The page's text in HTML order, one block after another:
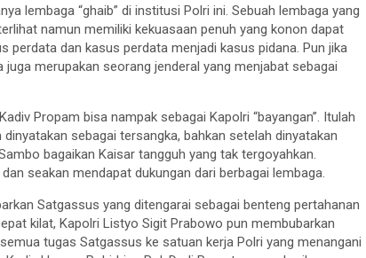
lembaga “ghaib” di institusi Polri ini. Sebuah lembaga yang
namun memiliki kekuasaan penuh yang konon dapat
perdata dan kasus perdata menjadi kasus pidana. Pun jika
merupakan seorang jenderal yang menjabat sebagai
Propam bisa nampak sebagai Kapolri “bayangan”. Itulah
sebagai tersangka, bahkan setelah dinyatakan
bagaikan Kaisar tangguh yang tak tergoyahkan.
seakan mendapat dukungan dari berbagai lembaga.
Satgassus yang ditengarai sebagai benteng pertahanan
kilat, Kapolri Listyo Sigit Prabowo pun membubarkan
tugas Satgassus ke satuan kerja Polri yang menangani